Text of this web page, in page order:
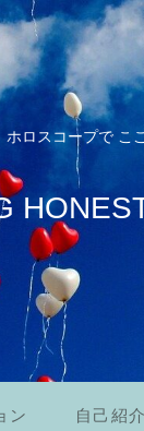
ホロスコープで こ
ン 自己紹介